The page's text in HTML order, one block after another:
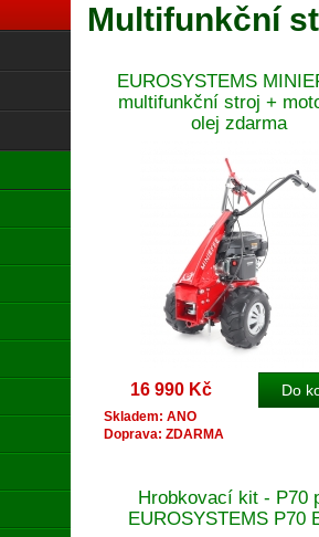
Multifunkční
EUROSYSTEMS
multifunkční stroj +
olej zdarma
16 990 Kč
Skladem: ANO
Doprava: ZDARMA
Hrobkovací kit - P70
EUROSYSTEMS P70